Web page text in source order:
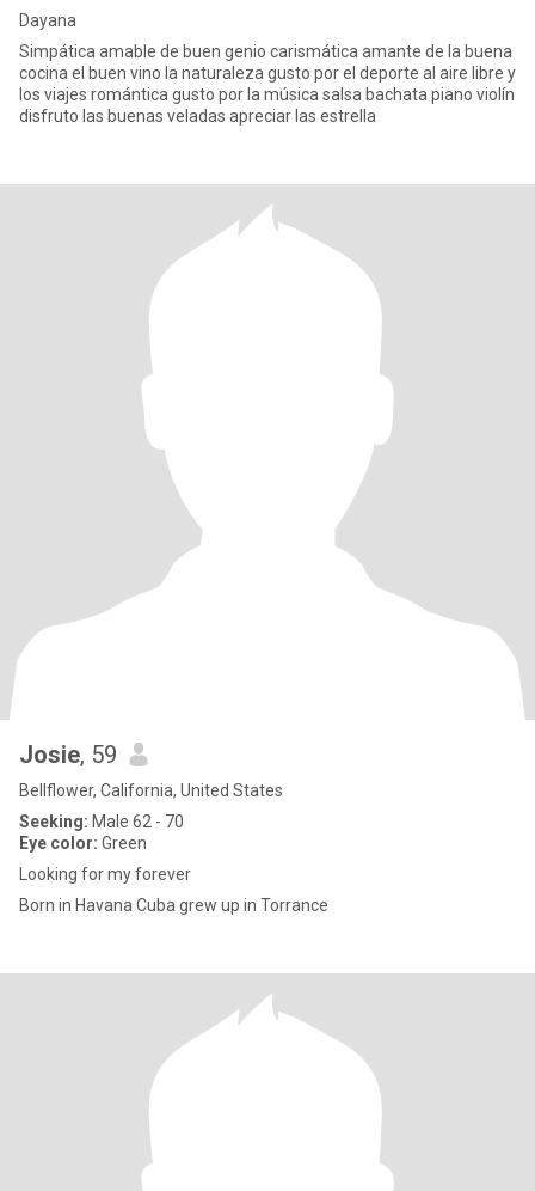
Dayana
Simpática amable de buen genio carismática amante de la buena
cocina el buen vino la naturaleza gusto por el deporte al aire libre y
los viajes romántica gusto por la música salsa bachata piano violín
disfruto las buenas veladas apreciar las estrella
Josie, 59
Bellflower, California, United States
Seeking: Male 62 - 70
Eye color: Green
Looking for my forever
Born in Havana Cuba grew up in Torrance